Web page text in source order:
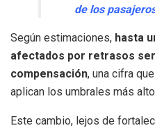
de los
Según estimaciones, hasta
afectados por retrasos
compensación, una cifra
aplican los umbrales más
Este cambio, lejos de